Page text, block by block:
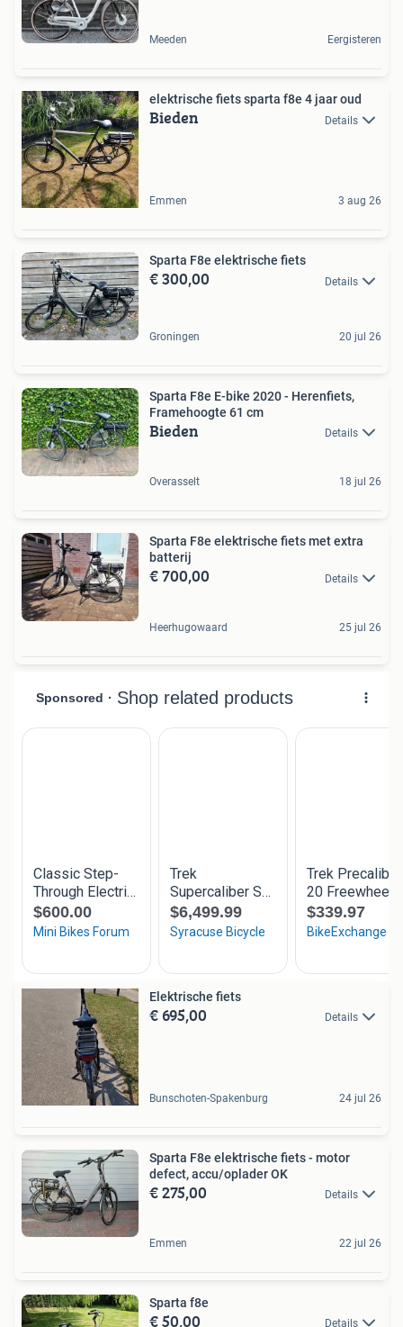
Meeden Eergisteren
elektrische fiets sparta f8e 4 jaar oud
Bieden Details
Emmen 3 aug 26
Sparta F8e elektrische fiets
€ 300,00 Details
Groningen 20 jul 26
Sparta F8e E-bike 2020 - Herenfiets,
Framehoogte 61 cm
Bieden Details
Overasselt 18 jul 26
Sparta F8e elektrische fiets met extra
batterij
€ 700,00 Details
Heerhugowaard 25 jul 26
Elektrische fiets
€ 695,00 Details
Bunschoten-Spakenburg 24 jul 26
Sparta F8e elektrische fiets - motor
defect, accu/oplader OK
€ 275,00 Details
Emmen 22 jul 26
Sparta f8e
€ 50,00 Details